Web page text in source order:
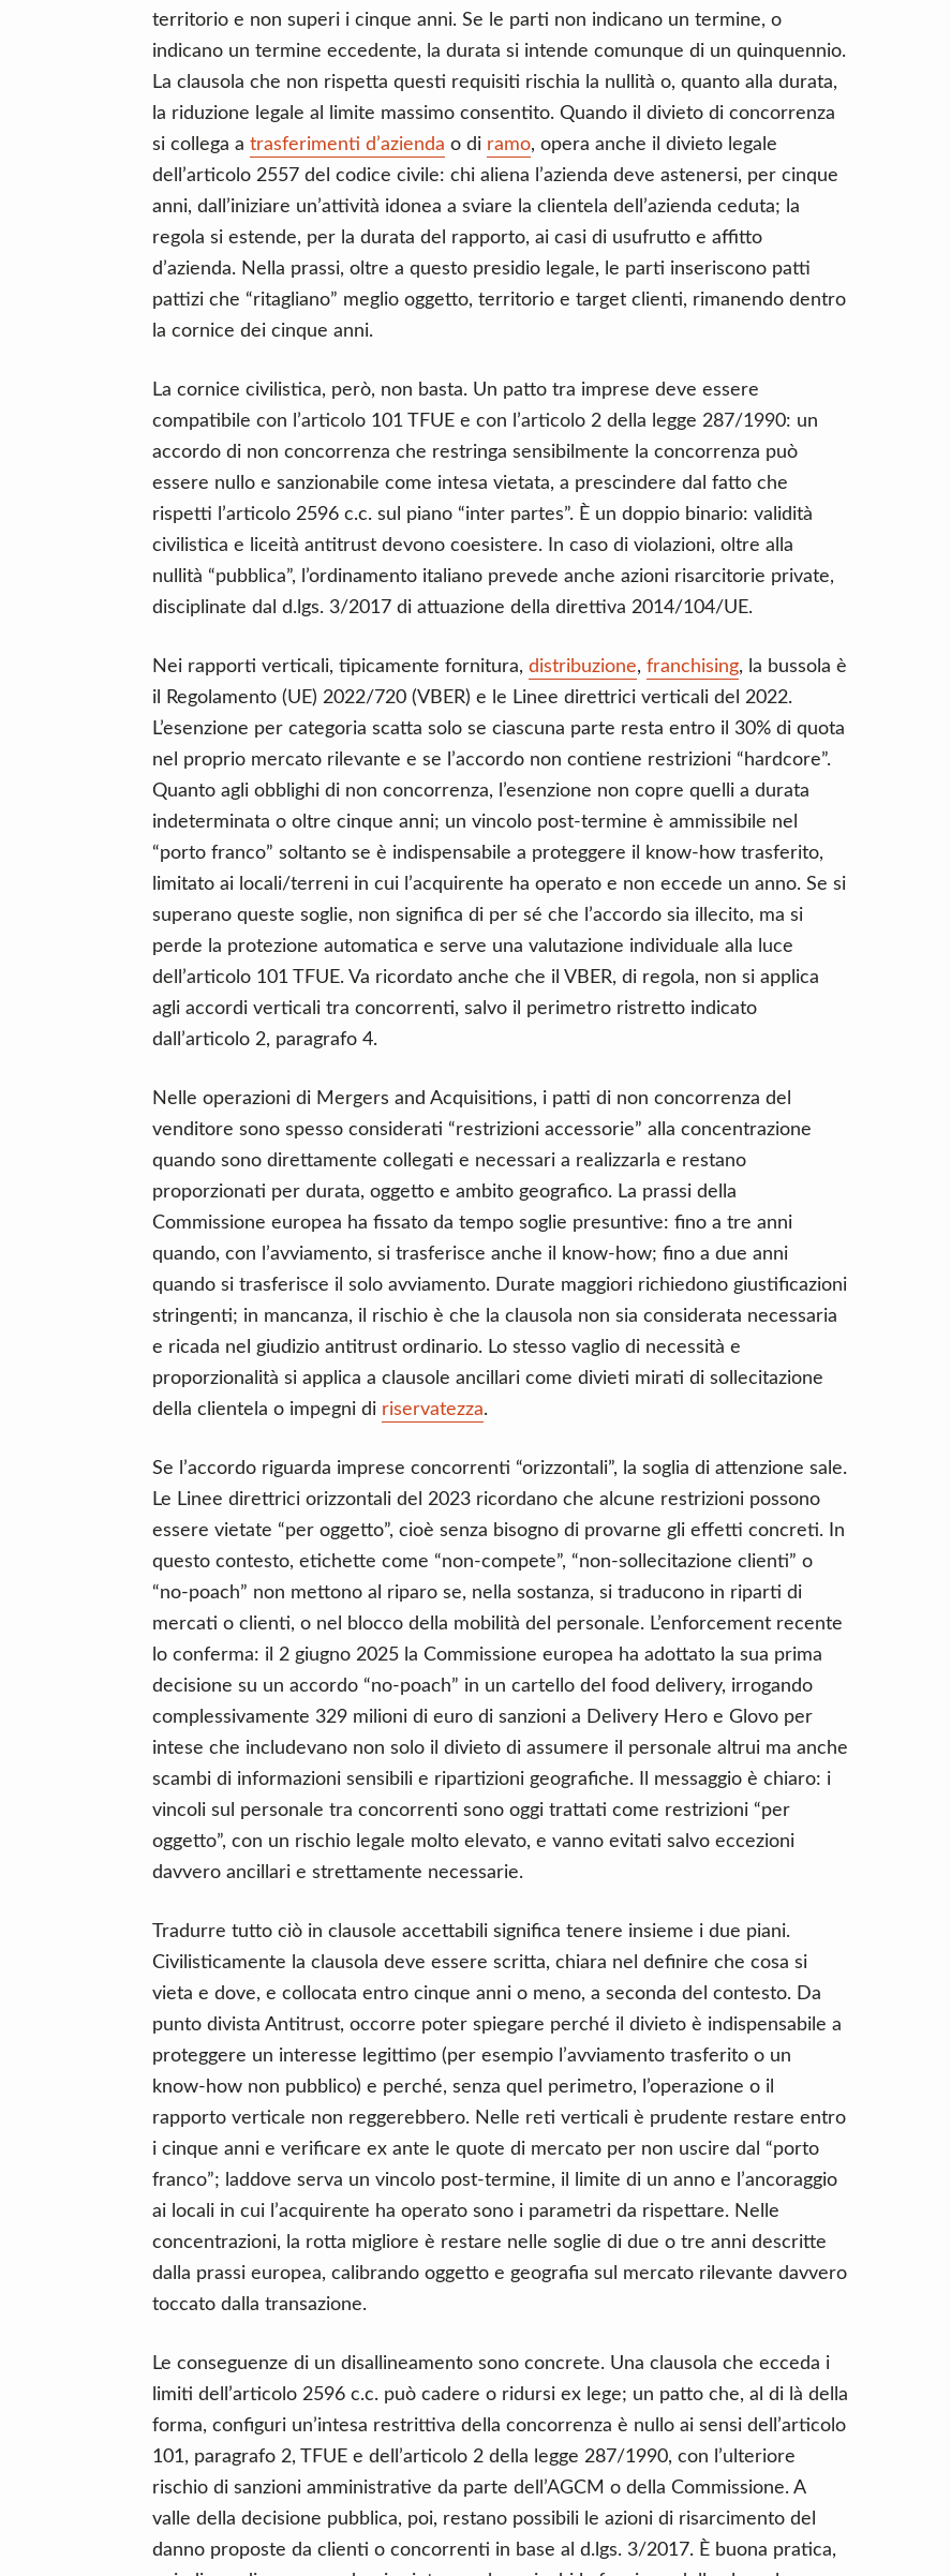
territorio e non superi i cinque anni. Se le parti non indicano un termine, o
indicano un termine eccedente, la durata si intende comunque di un quinquennio.
La clausola che non rispetta questi requisiti rischia la nullità o, quanto alla durata,
la riduzione legale al limite massimo consentito. Quando il divieto di concorrenza
si collega a trasferimenti d’azienda o di ramo, opera anche il divieto legale
dell’articolo 2557 del codice civile: chi aliena l’azienda deve astenersi, per cinque
anni, dall’iniziare un’attività idonea a sviare la clientela dell’azienda ceduta; la
regola si estende, per la durata del rapporto, ai casi di usufrutto e affitto
d’azienda. Nella prassi, oltre a questo presidio legale, le parti inseriscono patti
pattizi che “ritagliano” meglio oggetto, territorio e target clienti, rimanendo dentro
la cornice dei cinque anni.
La cornice civilistica, però, non basta. Un patto tra imprese deve essere
compatibile con l’articolo 101 TFUE e con l’articolo 2 della legge 287/1990: un
accordo di non concorrenza che restringa sensibilmente la concorrenza può
essere nullo e sanzionabile come intesa vietata, a prescindere dal fatto che
rispetti l’articolo 2596 c.c. sul piano “inter partes”. È un doppio binario: validità
civilistica e liceità antitrust devono coesistere. In caso di violazioni, oltre alla
nullità “pubblica”, l’ordinamento italiano prevede anche azioni risarcitorie private,
disciplinate dal d.lgs. 3/2017 di attuazione della direttiva 2014/104/UE.
Nei rapporti verticali, tipicamente fornitura, distribuzione, franchising, la bussola è
il Regolamento (UE) 2022/720 (VBER) e le Linee direttrici verticali del 2022.
L’esenzione per categoria scatta solo se ciascuna parte resta entro il 30% di quota
nel proprio mercato rilevante e se l’accordo non contiene restrizioni “hardcore”.
Quanto agli obblighi di non concorrenza, l’esenzione non copre quelli a durata
indeterminata o oltre cinque anni; un vincolo post-termine è ammissibile nel
“porto franco” soltanto se è indispensabile a proteggere il know-how trasferito,
limitato ai locali/terreni in cui l’acquirente ha operato e non eccede un anno. Se si
superano queste soglie, non significa di per sé che l’accordo sia illecito, ma si
perde la protezione automatica e serve una valutazione individuale alla luce
dell’articolo 101 TFUE. Va ricordato anche che il VBER, di regola, non si applica
agli accordi verticali tra concorrenti, salvo il perimetro ristretto indicato
dall’articolo 2, paragrafo 4.
Nelle operazioni di Mergers and Acquisitions, i patti di non concorrenza del
venditore sono spesso considerati “restrizioni accessorie” alla concentrazione
quando sono direttamente collegati e necessari a realizzarla e restano
proporzionati per durata, oggetto e ambito geografico. La prassi della
Commissione europea ha fissato da tempo soglie presuntive: fino a tre anni
quando, con l’avviamento, si trasferisce anche il know-how; fino a due anni
quando si trasferisce il solo avviamento. Durate maggiori richiedono giustificazioni
stringenti; in mancanza, il rischio è che la clausola non sia considerata necessaria
e ricada nel giudizio antitrust ordinario. Lo stesso vaglio di necessità e
proporzionalità si applica a clausole ancillari come divieti mirati di sollecitazione
della clientela o impegni di riservatezza.
Se l’accordo riguarda imprese concorrenti “orizzontali”, la soglia di attenzione sale.
Le Linee direttrici orizzontali del 2023 ricordano che alcune restrizioni possono
essere vietate “per oggetto”, cioè senza bisogno di provarne gli effetti concreti. In
questo contesto, etichette come “non-compete”, “non-sollecitazione clienti” o
“no-poach” non mettono al riparo se, nella sostanza, si traducono in riparti di
mercati o clienti, o nel blocco della mobilità del personale. L’enforcement recente
lo conferma: il 2 giugno 2025 la Commissione europea ha adottato la sua prima
decisione su un accordo “no-poach” in un cartello del food delivery, irrogando
complessivamente 329 milioni di euro di sanzioni a Delivery Hero e Glovo per
intese che includevano non solo il divieto di assumere il personale altrui ma anche
scambi di informazioni sensibili e ripartizioni geografiche. Il messaggio è chiaro: i
vincoli sul personale tra concorrenti sono oggi trattati come restrizioni “per
oggetto”, con un rischio legale molto elevato, e vanno evitati salvo eccezioni
davvero ancillari e strettamente necessarie.
Tradurre tutto ciò in clausole accettabili significa tenere insieme i due piani.
Civilisticamente la clausola deve essere scritta, chiara nel definire che cosa si
vieta e dove, e collocata entro cinque anni o meno, a seconda del contesto. Da
punto divista Antitrust, occorre poter spiegare perché il divieto è indispensabile a
proteggere un interesse legittimo (per esempio l’avviamento trasferito o un
know-how non pubblico) e perché, senza quel perimetro, l’operazione o il
rapporto verticale non reggerebbero. Nelle reti verticali è prudente restare entro
i cinque anni e verificare ex ante le quote di mercato per non uscire dal “porto
franco”; laddove serva un vincolo post-termine, il limite di un anno e l’ancoraggio
ai locali in cui l’acquirente ha operato sono i parametri da rispettare. Nelle
concentrazioni, la rotta migliore è restare nelle soglie di due o tre anni descritte
dalla prassi europea, calibrando oggetto e geografia sul mercato rilevante davvero
toccato dalla transazione.
Le conseguenze di un disallineamento sono concrete. Una clausola che ecceda i
limiti dell’articolo 2596 c.c. può cadere o ridursi ex lege; un patto che, al di là della
forma, configuri un’intesa restrittiva della concorrenza è nullo ai sensi dell’articolo
101, paragrafo 2, TFUE e dell’articolo 2 della legge 287/1990, con l’ulteriore
rischio di sanzioni amministrative da parte dell’AGCM o della Commissione. A
valle della decisione pubblica, poi, restano possibili le azioni di risarcimento del
danno proposte da clienti o concorrenti in base al d.lgs. 3/2017. È buona pratica,